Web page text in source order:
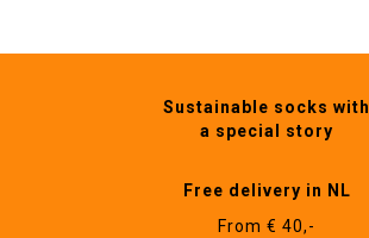
Sustainable socks with
a special story
Free delivery in NL
From € 40,-